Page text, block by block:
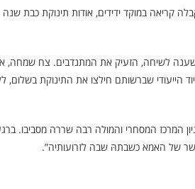
שענה לשיחה, הזעיק את המתנדבים. צח שמחה,
הייעודי שברשותם חילצו את התינוקת בשלום,
המרכז המסחרי והמולה רבה שררה מסביבו.
של האמא כשבתהּ שבה לזרועותיה”.